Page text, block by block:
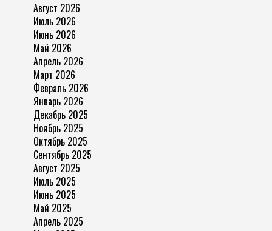
Август 2026
Июль 2026
Июнь 2026
Май 2026
Апрель 2026
Март 2026
Февраль 2026
Январь 2026
Декабрь 2025
Ноябрь 2025
Октябрь 2025
Сентябрь 2025
Август 2025
Июль 2025
Июнь 2025
Май 2025
Апрель 2025